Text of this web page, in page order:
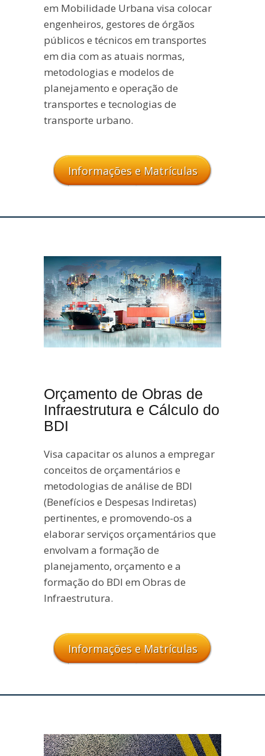
em Mobilidade Urbana visa colocar
engenheiros, gestores de órgãos
públicos e técnicos em transportes
em dia com as atuais normas,
metodologias e modelos de
planejamento e operação de
transportes e tecnologias de
transporte urbano.
Informações e Matrículas
Orçamento de Obras de
Infraestrutura e Cálculo do
BDI
Visa capacitar os alunos a empregar
conceitos de orçamentários e
metodologias de análise de BDI
(Benefícios e Despesas Indiretas)
pertinentes, e promovendo-os a
elaborar serviços orçamentários que
envolvam a formação de
planejamento, orçamento e a
formação do BDI em Obras de
Infraestrutura.
Informações e Matrículas